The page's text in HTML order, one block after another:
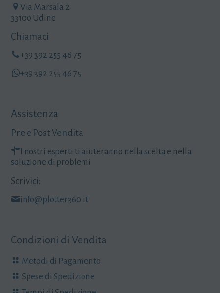
Via Marsala 2
33100 Udine
Chiamaci
+39 392 255 46 75
+39 392 255 46 75
Assistenza
Pre e Post Vendita
I nostri esperti ti aiuteranno nella scelta e nella
soluzione di problemi
Scrivici:
info@plotter360.it
Condizioni di Vendita
Metodi di Pagamento
Spese di Spedizione